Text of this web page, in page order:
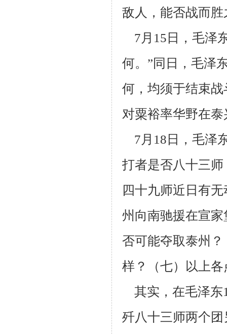
敌人，能否战而
7月15日，毛泽
何。”同日，毛泽
何，均须于结束
对粟裕率华野在泰
7月18日，毛泽
打者是否八十三
四十九师近日有
州向南驰援在宣家
否可能夺取泰州
样？（七）以上各
其实，在毛泽东
歼八十三师两个